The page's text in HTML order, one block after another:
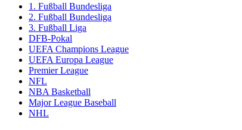
1. Fußball Bundesliga
2. Fußball Bundesliga
3. Fußball Liga
DFB-Pokal
UEFA Champions League
UEFA Europa League
Premier League
NFL
NBA Basketball
Major League Baseball
NHL